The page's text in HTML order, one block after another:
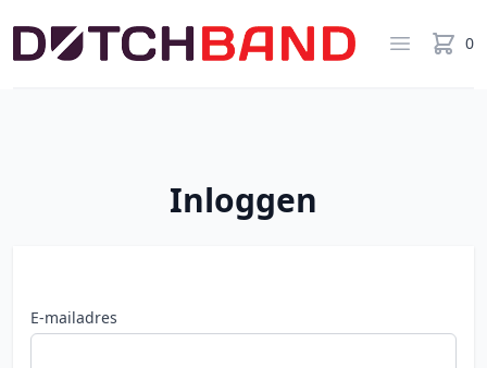
Dutchband
Open 0
items
Inloggen
E-mailadres